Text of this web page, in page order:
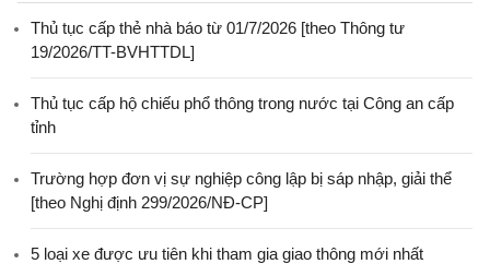
Thủ tục cấp thẻ nhà báo từ 01/7/2026 [theo Thông tư
19/2026/TT-BVHTTDL]
Thủ tục cấp hộ chiếu phổ thông trong nước tại Công an cấp
tỉnh
Trường hợp đơn vị sự nghiệp công lập bị sáp nhập, giải thể
[theo Nghị định 299/2026/NĐ-CP]
5 loại xe được ưu tiên khi tham gia giao thông mới nhất